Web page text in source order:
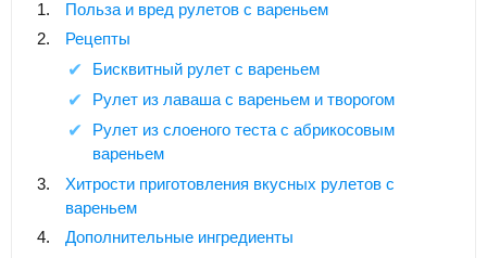
Польза и вред рулетов с вареньем
Рецепты
Бисквитный рулет с вареньем
Рулет из лаваша с вареньем и творогом
Рулет из слоеного теста с абрикосовым
вареньем
Хитрости приготовления вкусных рулетов с
вареньем
Дополнительные ингредиенты